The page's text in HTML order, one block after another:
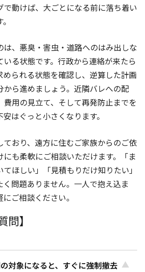
で動けば、大ごとになる前に落ち着い
は、悪臭・害虫・道路へのはみ出しな
いる状態です。行政から連絡が来たら
られる状態を確認し、逆算した計画
から進めましょう。近隣バレへの配
用の見立て、そして再発防止までを
はぐっと小さくなります。
ており、遠方に住むご家族からのご依
も柔軟にご相談いただけます。「ま
ほしい」「見積もりだけ知りたい」
く問題ありません。一人で抱え込ま
ご相談ください。
問】
対象になると、すぐに強制撤去